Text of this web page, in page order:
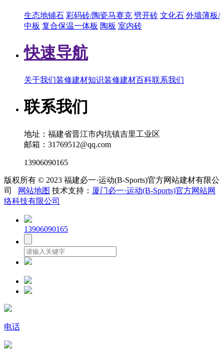
生态地铺石 彩码砖/陶瓷马赛克 劈开砖 文化石 外墙薄板/
中板 复合保温一体板 陶板 室内砖
快速导航
关于我们装修建材知识装修建材百科联系我们
联系我们
地址：福建省晋江市内坑镇吉里工业区
邮箱：31769512@qq.com
13906090165
版权所有 © 2023 福建必一·运动(B-Sports)官方网站建材有限公
司
网站地图 技术支持： 厦门必一·运动(B-Sports)官方网站网
络科技有限公司
13906090165
电话